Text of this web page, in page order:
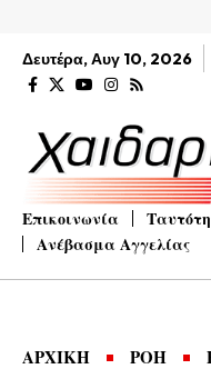
Δευτέρα, Αυγ 10, 2026
Επικοινωνία
Ανέβασμα Αγγελίας
ΑΡΧΙΚΗ ΡΟΗ